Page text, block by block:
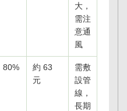
大，
需注
意通
風
80%
約 63
元
需敷
設管
線，
長期